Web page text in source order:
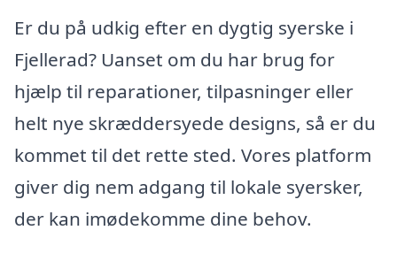
Er du på udkig efter en dygtig syerske i
Fjellerad? Uanset om du har brug for
hjælp til reparationer, tilpasninger eller
helt nye skræddersyede designs, så er du
kommet til det rette sted. Vores platform
giver dig nem adgang til lokale syersker,
der kan imødekomme dine behov.